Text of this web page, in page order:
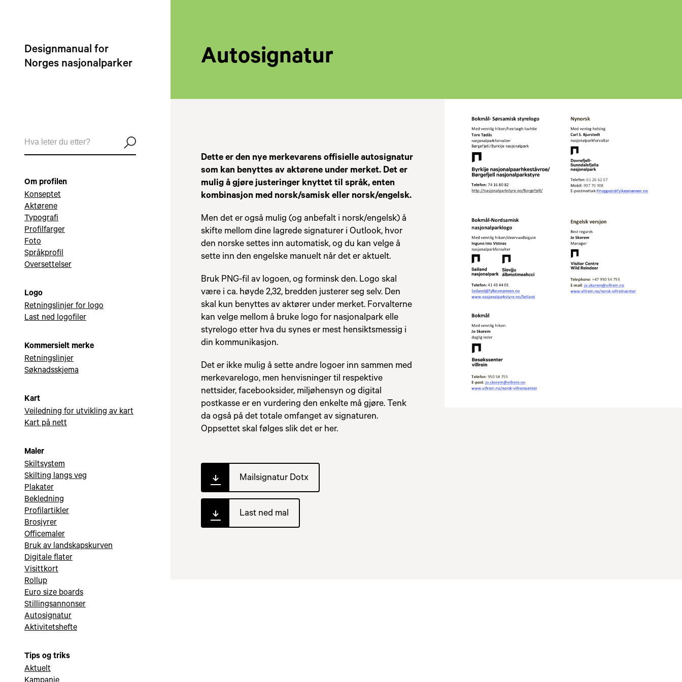
Designmanual for
Norges nasjonalparker
Om profilen
Konseptet
Aktørene
Typografi
Profilfarger
Foto
Språkprofil
Oversettelser
Logo
Retningslinjer for logo
Last ned logofiler
Kommersielt merke
Retningslinjer
Søknadsskjema
Kart
Veiledning for utvikling av kart
Kart på nett
Maler
Skiltsystem
Skilting langs veg
Plakater
Bekledning
Profilartikler
Brosjyrer
Officemaler
Bruk av landskapskurven
Digitale flater
Visittkort
Rollup
Euro size boards
Stillingsannonser
Autosignatur
Aktivitetshefte
Tips og triks
Aktuelt
Autosignatur
Dette er den nye merkevarens offisielle autosignatur
som kan benyttes av aktørene under merket. Det er
mulig å gjøre justeringer knyttet til språk, enten
kombinasjon med norsk/samisk eller norsk/engelsk.
Men det er også mulig (og anbefalt i norsk/engelsk) å
skifte mellom dine lagrede signaturer i Outlook, hvor
den norske settes inn automatisk, og du kan velge å
sette inn den engelske manuelt når det er aktuelt.
Bruk PNG-fil av logoen, og forminsk den. Logo skal
være i ca. høyde 2,32, bredden justerer seg selv. Den
skal kun benyttes av aktører under merket. Forvalterne
kan velge mellom å bruke logo for nasjonalpark elle
styrelogo etter hva du synes er mest hensiktsmessig i
din kommunikasjon.
Det er ikke mulig å sette andre logoer inn sammen med
merkevarelogo, men henvisninger til respektive
nettsider, facebooksider, miljøhensyn og digital
postkasse er en vurdering den enkelte må gjøre. Tenk
da også på det totale omfanget av signaturen.
Oppsettet skal følges slik det er her.
Mailsignatur Dotx
Last ned mal